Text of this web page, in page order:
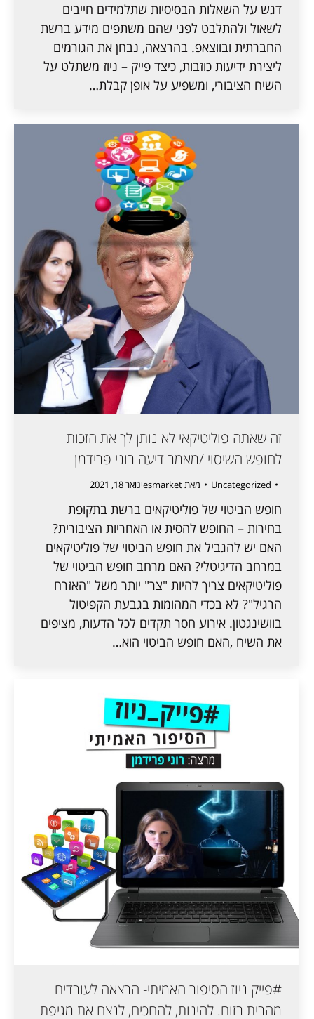
דגש על השאלות הבסיסיות שתלמידים חייבים
לשאול ולהתלבט לפני שהם משתפים מידע ברשת
החברתית ובווצאפ. בהרצאה, נבחן את הגורמים
ליצירת ידיעות כוזבות, כיצד פייק – ניוז משתלט על
השיח הציבורי, ומשפיע על אופן קבלת…
זה שאתה פוליטיקאי לא נותן לך את הזכות
לחופש השיסוי /מאמר דיעה רוני פרידמן
Uncategorized מאתesmarketינואר 18, 2021
חופש הביטוי של פוליטיקאים ברשת בתקופת
בחירות – החופש להסית או האחריות הציבורית?
האם יש להגביל את חופש הביטוי של פוליטיקאים
במרחב הדיגיטלי? האם מרחב חופש הביטוי של
פוליטיקאים צריך להיות "צר" יותר משל "האזרח
הרגיל"? לא בכדי המהומות בגבעת הקפיטול
בוושינגטון. אירוע חסר תקדים לכל הדעות, מציפים
את השיח ,האם חופש הביטוי הוא…
#פייק ניוז הסיפור האמיתי- הרצאה לעובדים
מהבית בזום. להינות, להחכים, לנצח את מגיפת